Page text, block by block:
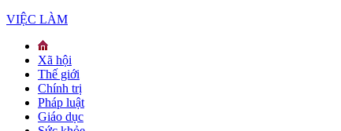
VIỆC LÀM
Xã hội
Thế giới
Chính trị
Pháp luật
Giáo dục